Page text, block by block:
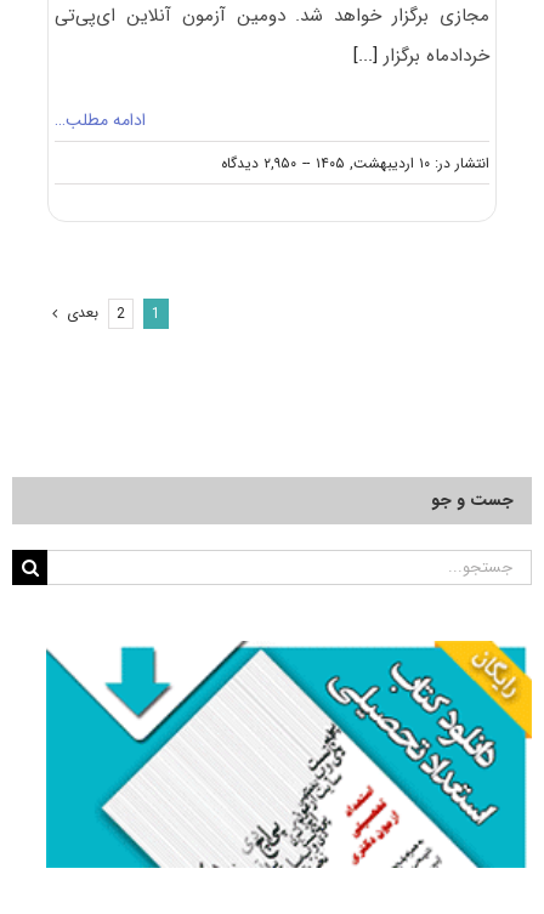
مجازی برگزار خواهد شد. دومین آزمون آنلاین ای‌پی‌تی
خردادماه برگزار[...]
ادامه مطلب…
انتشار در: ۱۰ اردیبهشت, ۱۴۰۵ -- ۲,۹۵۰ دیدگاه
on
جزییات
1
2 بعدی
جست و جو
جستجو